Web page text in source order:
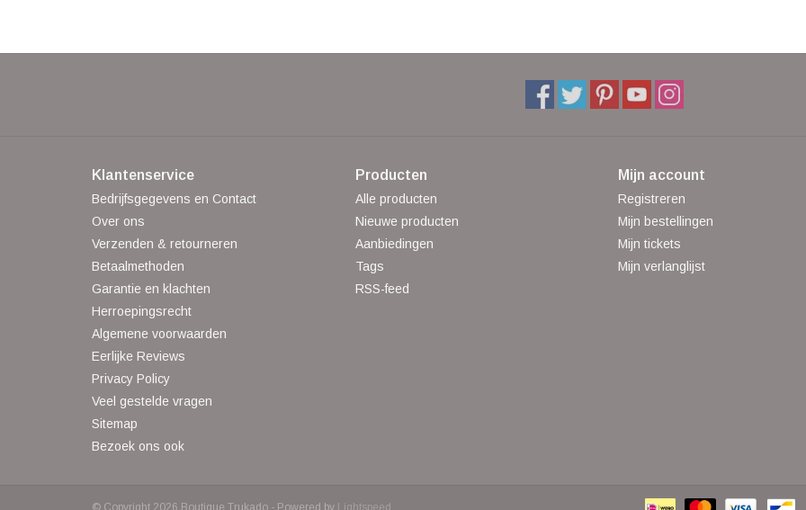
Klantenservice
Bedrijfsgegevens en Contact
Over ons
Verzenden & retourneren
Betaalmethoden
Garantie en klachten
Herroepingsrecht
Algemene voorwaarden
Eerlijke Reviews
Privacy Policy
Veel gestelde vragen
Sitemap
Bezoek ons ook
Producten
Alle producten
Nieuwe producten
Aanbiedingen
Tags
RSS-feed
Mijn account
Registreren
Mijn bestellingen
Mijn tickets
Mijn verlanglijst